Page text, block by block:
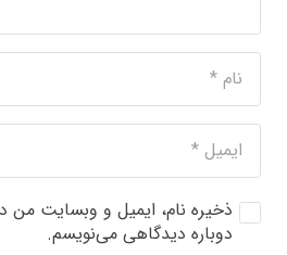
ذخیره نام، ایمیل و وبسایت من
دوباره دیدگاهی می‌نویسم.